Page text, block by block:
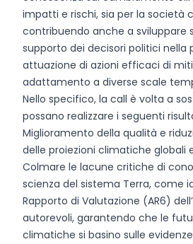
impatti e rischi, sia per la società
contribuendo anche a sviluppare
supporto dei decisori politici nella
attuazione di azioni efficaci di
adattamento a diverse scale
Nello specifico, la call è volta a
possano realizzare i seguenti
Miglioramento della qualità e
delle proiezioni climatiche globali
Colmare le lacune critiche di
scienza del sistema Terra, come
Rapporto di Valutazione (AR6)
autorevoli, garantendo che le
climatiche si basino sulle